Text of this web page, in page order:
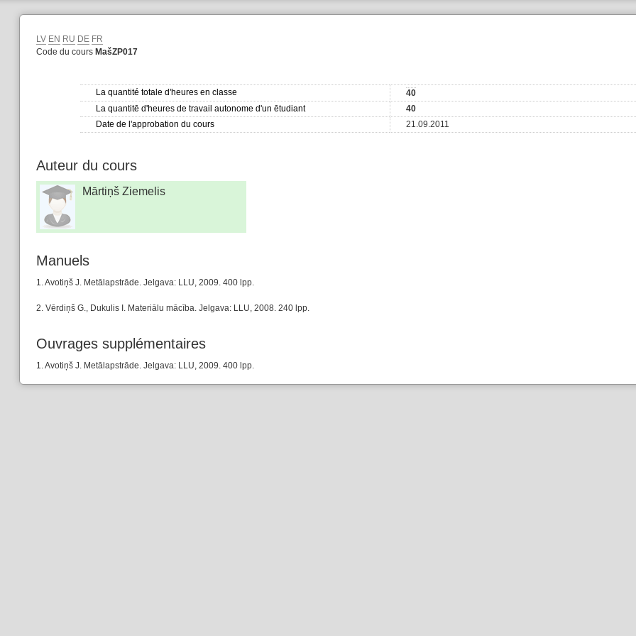
LV EN RU DE FR
Code du cours MašZP017
La quantité totale d'heures en classe
40
La quantitē d'heures de travail autonome d'un ētudiant
40
Date de l'approbation du cours
21.09.2011
Auteur du cours
Mārtiņš Ziemelis
Manuels
1. Avotiņš J. Metālapstrāde. Jelgava: LLU, 2009. 400 lpp.
2. Vērdiņš G., Dukulis I. Materiālu mācība. Jelgava: LLU, 2008. 240 lpp.
Ouvrages supplémentaires
1. Avotiņš J. Metālapstrāde. Jelgava: LLU, 2009. 400 lpp.